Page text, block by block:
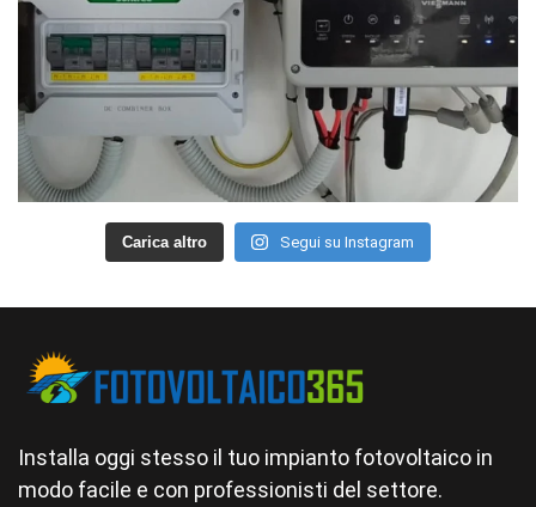
Carica altro Segui su Instagram
Installa oggi stesso il tuo impianto fotovoltaico in
modo facile e con professionisti del settore.